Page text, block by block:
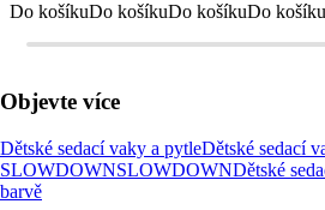
Do košíkuDo košíkuDo košíkuDo košíku
Objevte více
Dětské sedací vaky a pytleDětské sedací
SLOWDOWNSLOWDOWNDětské
barvě